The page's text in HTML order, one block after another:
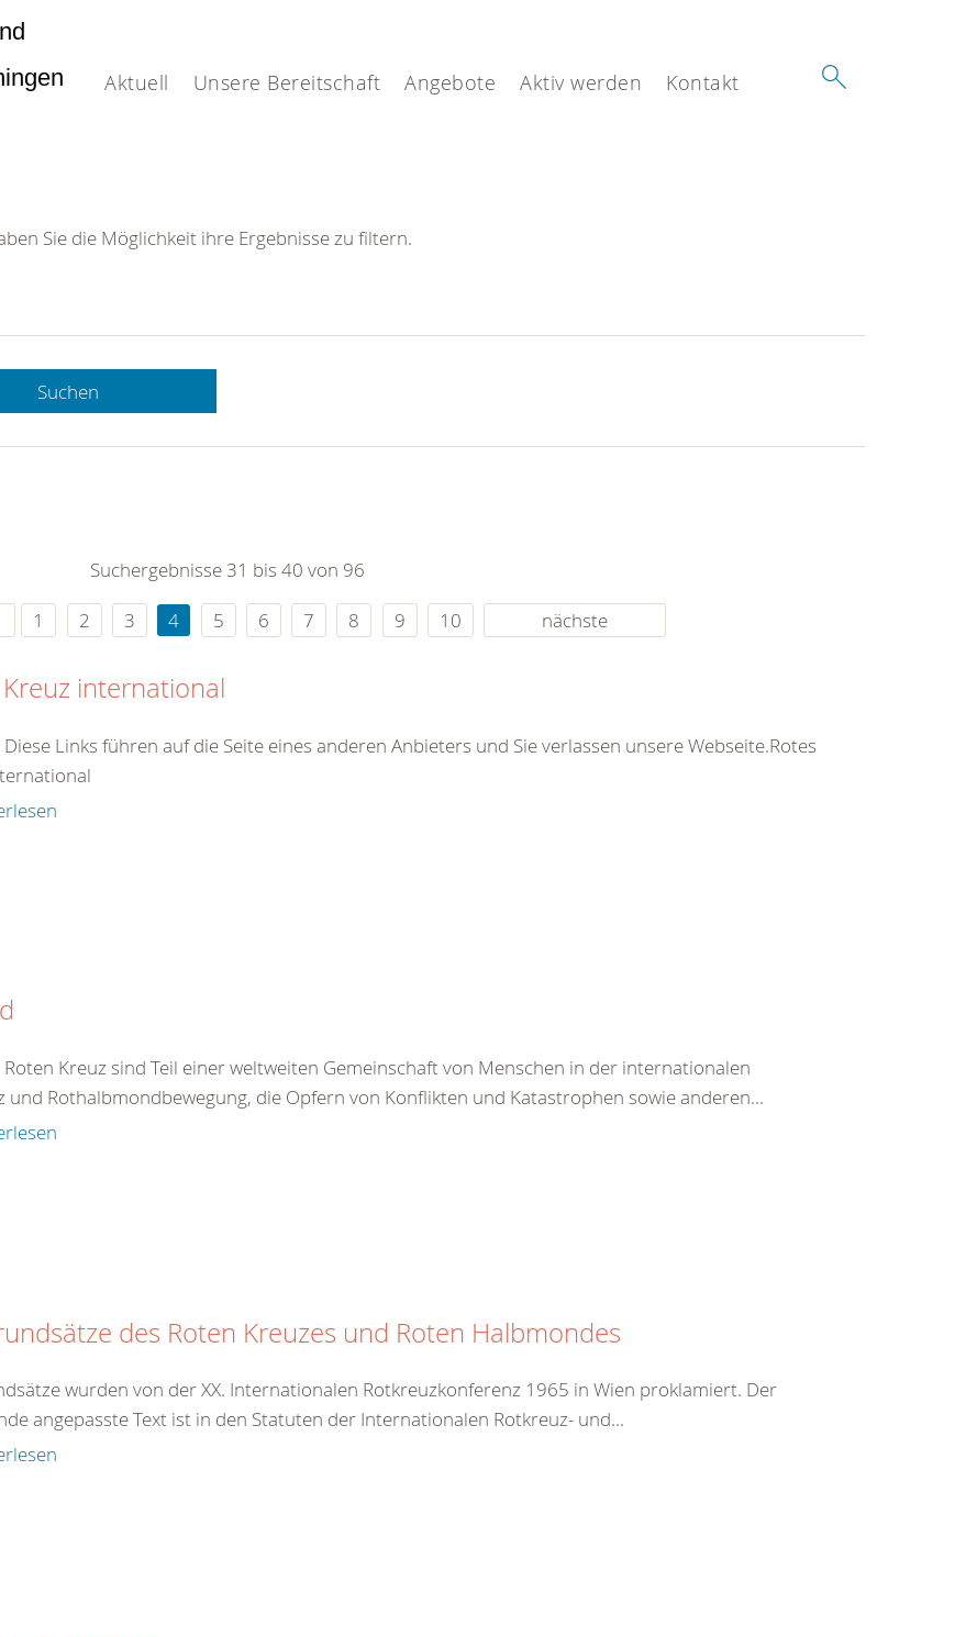
Aktuell Unsere Bereitschaft Angebote Aktiv werden Kontakt
Sie die Möglichkeit ihre Ergebnisse zu filtern.
Suchen
Suchergebnisse 31 bis 40 von 96
1 2 3 4 5 6 7 8 9 10 nächste
Kreuz international
Diese Links führen auf die Seite eines anderen Anbieters und Sie verlassen unsere Webseite.Rotes
Kreuz sind Teil einer weltweiten Gemeinschaft von Menschen in der internationalen
und Rothalbmondbewegung, die Opfern von Konflikten und Katastrophen sowie anderen...
des Roten Kreuzes und Roten Halbmondes
wurden von der XX. Internationalen Rotkreuzkonferenz 1965 in Wien proklamiert. Der
angepasste Text ist in den Statuten der Internationalen Rotkreuz- und...